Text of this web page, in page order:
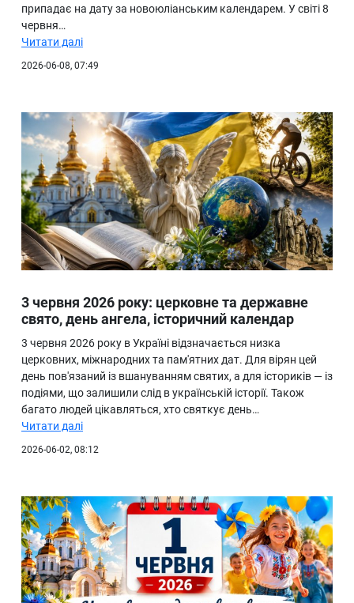
припадає на дату за новоюліанським календарем. У світі 8
червня…
Читати далі
2026-06-08, 07:49
3 червня 2026 року: церковне та державне
свято, день ангела, історичний календар
3 червня 2026 року в Україні відзначається низка
церковних, міжнародних та пам'ятних дат. Для вірян цей
день пов'язаний із вшануванням святих, а для істориків — із
подіями, що залишили слід в українській історії. Також
багато людей цікавляться, хто святкує день…
Читати далі
2026-06-02, 08:12